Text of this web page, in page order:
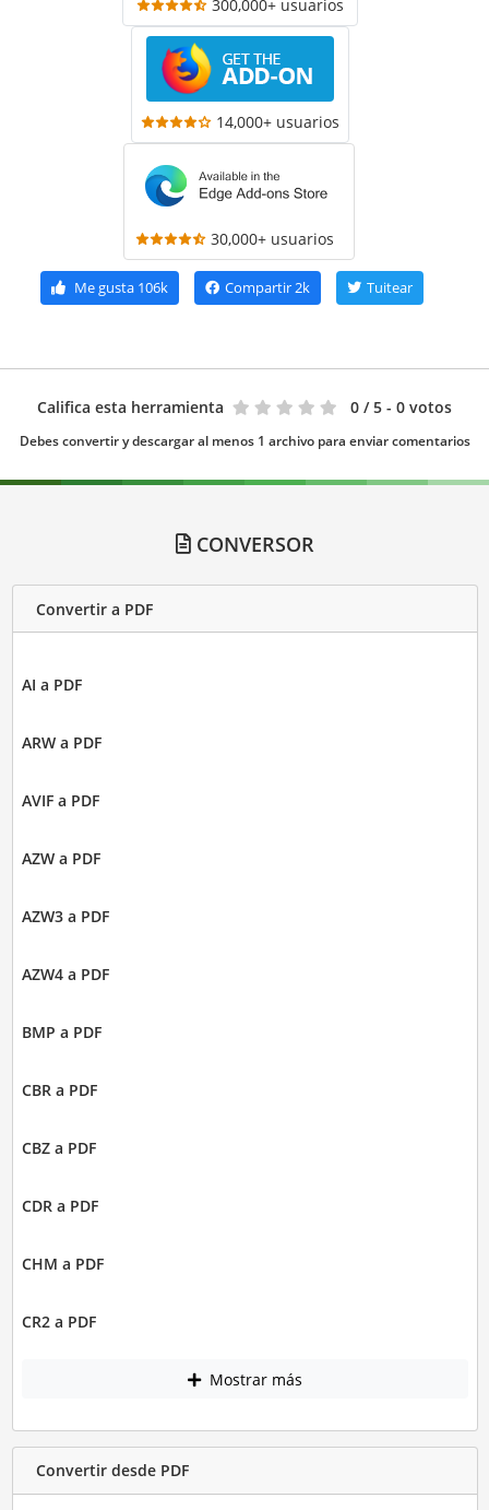
300,000+ usuarios
14,000+ usuarios
30,000+ usuarios
Me gusta106k Compartir2k Tuitear
Califica esta herramienta 0 / 5 - 0 votos
Debes convertir y descargar al menos 1 archivo para enviar comentarios
CONVERSOR
Convertir a PDF
AI a PDF
ARW a PDF
AVIF a PDF
AZW a PDF
AZW3 a PDF
AZW4 a PDF
BMP a PDF
CBR a PDF
CBZ a PDF
CDR a PDF
CHM a PDF
CR2 a PDF
Mostrar más
Convertir desde PDF